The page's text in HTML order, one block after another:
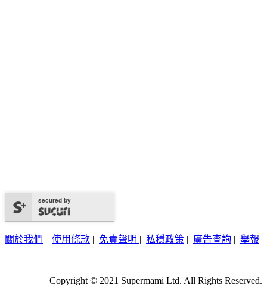
secured by
關於我們 | 使用條款 | 免責聲明 | 私穩政策 | 廣告查詢 | 舉報
Copyright © 2021 Supermami Ltd. All Rights Reserved.